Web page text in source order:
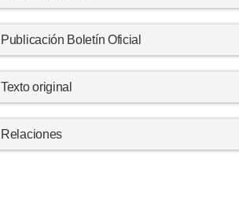
Publicación Boletín Oficial
Texto original
Relaciones